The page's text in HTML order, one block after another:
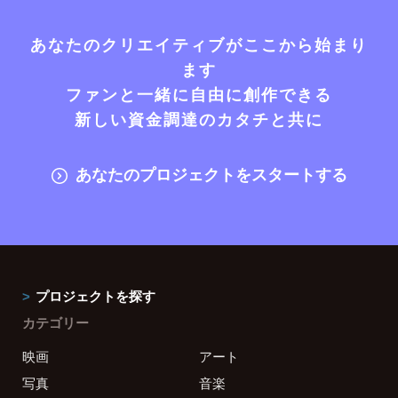
あなたのクリエイティブがここから始まり
ます
ファンと一緒に自由に創作できる
新しい資金調達のカタチと共に
あなたのプロジェクトをスタートする
プロジェクトを探す
カテゴリー
映画
アート
写真
音楽